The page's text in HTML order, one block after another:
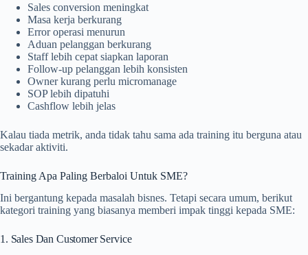
Sales conversion meningkat
Masa kerja berkurang
Error operasi menurun
Aduan pelanggan berkurang
Staff lebih cepat siapkan laporan
Follow-up pelanggan lebih konsisten
Owner kurang perlu micromanage
SOP lebih dipatuhi
Cashflow lebih jelas
Kalau tiada metrik, anda tidak tahu sama ada training itu berguna atau
sekadar aktiviti.
Training Apa Paling Berbaloi Untuk SME?
Ini bergantung kepada masalah bisnes. Tetapi secara umum, berikut
kategori training yang biasanya memberi impak tinggi kepada SME:
1. Sales Dan Customer Service